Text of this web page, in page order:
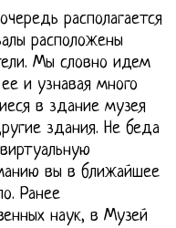
располагается
расположены
Мы словно идем
и узнавая много
в здание музея
здания. Не беда
вы в ближайшее
Ранее
наук, в Музей